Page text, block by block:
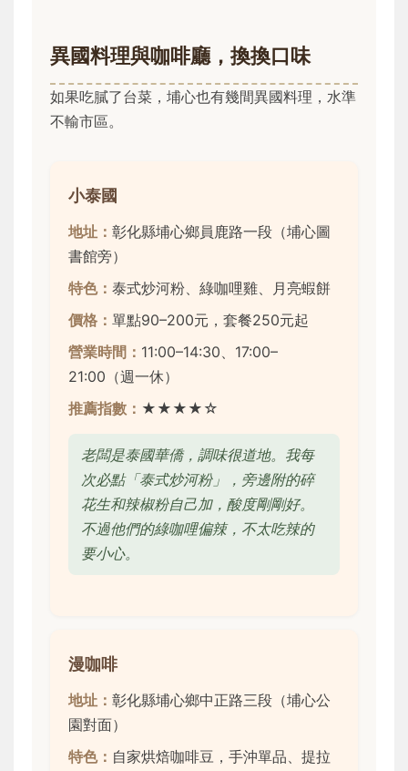
異國料理與咖啡廳，換換口味
如果吃膩了台菜，埔心也有幾間異國料理，水準
不輸市區。
小泰國
地址： 彰化縣埔心鄉員鹿路一段（埔心圖
書館旁）
特色： 泰式炒河粉、綠咖哩雞、月亮蝦餅
價格： 單點90–200元，套餐250元起
營業時間： 11:00–14:30、17:00–
21:00（週一休）
推薦指數： ★★★★☆
老闆是泰國華僑，調味很道地。我每
次必點「泰式炒河粉」，旁邊附的碎
花生和辣椒粉自己加，酸度剛剛好。
不過他們的綠咖哩偏辣，不太吃辣的
要小心。
漫咖啡
地址： 彰化縣埔心鄉中正路三段（埔心公
園對面）
特色： 自家烘焙咖啡豆，手沖單品、提拉